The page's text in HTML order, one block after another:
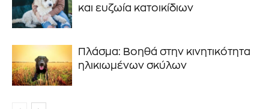
και ευζωία κατοικίδιων
Πλάσμα: Βοηθά στην κινητικότητα
ηλικιωμένων σκύλων